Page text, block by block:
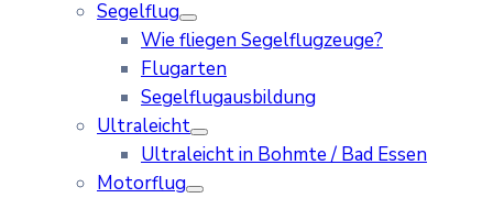
Segelflug
Wie fliegen Segelflugzeuge?
Flugarten
Segelflugausbildung
Ultraleicht
Ultraleicht in Bohmte / Bad Essen
Motorflug